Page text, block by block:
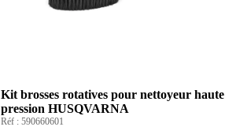
Kit brosses rotatives pour nettoyeur haute
pression HUSQVARNA
Réf : 590660601